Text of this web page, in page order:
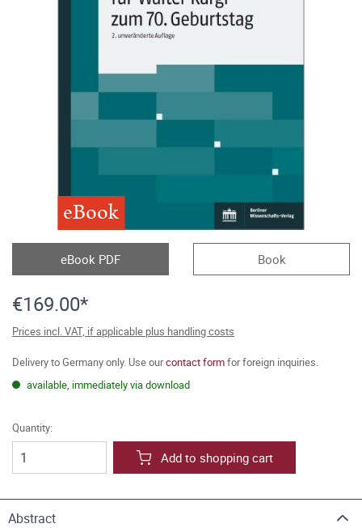
eBook
eBook PDF Book
€169.00*
Prices incl. VAT, if applicable plus handling costs
Delivery to Germany only. Use ourcontact formfor foreign inquiries.
available, immediately via download
Quantity:
Add to shopping cart
Abstract